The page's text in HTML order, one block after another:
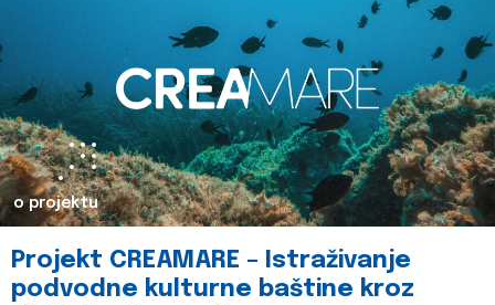
o projektu
Projekt CREAMARE – Istraživanje
podvodne kulturne baštine kroz